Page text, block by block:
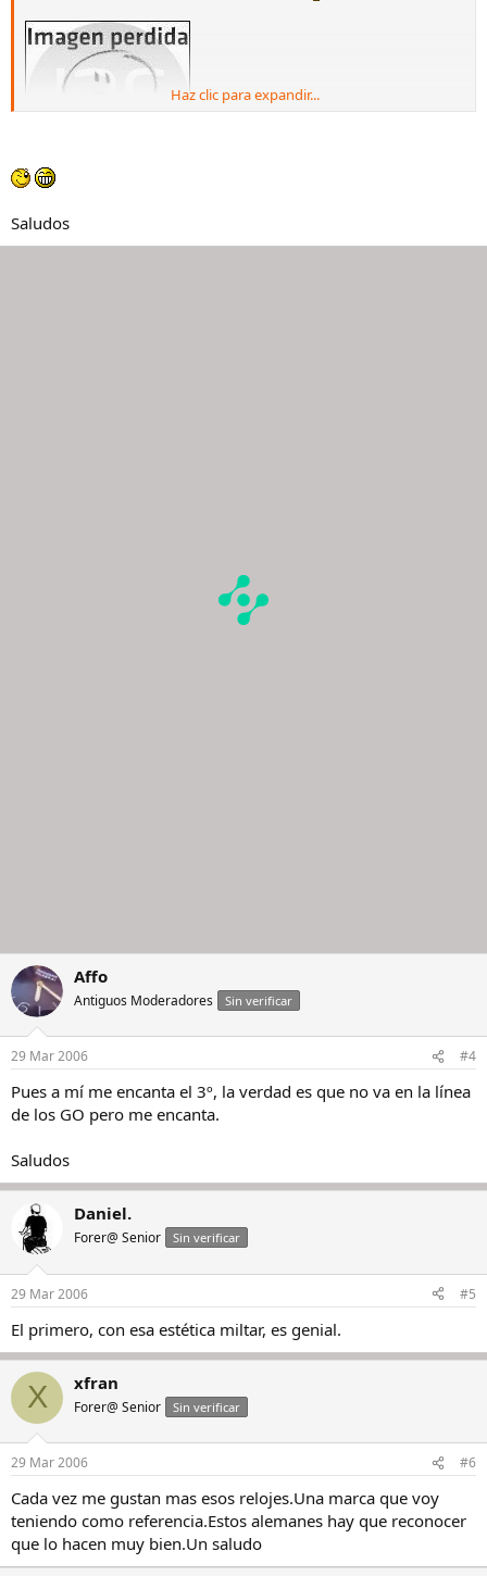
Haz clic para expandir...
Saludos
Affo
Antiguos Moderadores Sin verificar
29 Mar 2006 #4
Pues a mí me encanta el 3º, la verdad es que no va en la línea
de los GO pero me encanta.
Saludos
Daniel.
Forer@ Senior Sin verificar
29 Mar 2006 #5
El primero, con esa estética miltar, es genial.
X xfran
Forer@ Senior Sin verificar
29 Mar 2006 #6
Cada vez me gustan mas esos relojes.Una marca que voy
teniendo como referencia.Estos alemanes hay que reconocer
que lo hacen muy bien.Un saludo